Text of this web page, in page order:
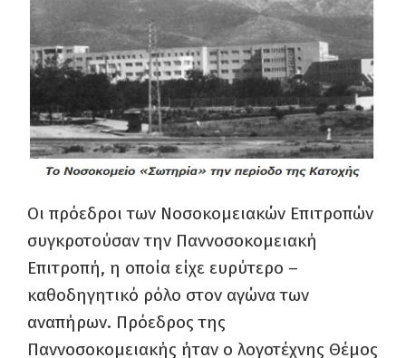
Οι πρόεδροι των Νοσοκομειακών Επιτροπών
συγκροτούσαν την Παννοσοκομειακή
Επιτροπή, η οποία είχε ευρύτερο –
καθοδηγητικό ρόλο στον αγώνα των
αναπήρων. Πρόεδρος της
Παννοσοκομειακής ήταν ο λογοτέχνης Θέμος